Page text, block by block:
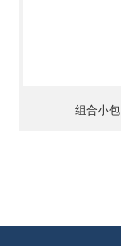
组合小包